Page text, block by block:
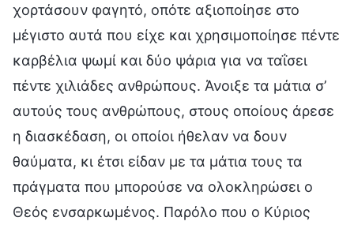
χορτάσουν φαγητό, οπότε αξιοποίησε στο
μέγιστο αυτά που είχε και χρησιμοποίησε πέντε
καρβέλια ψωμί και δύο ψάρια για να ταΐσει
πέντε χιλιάδες ανθρώπους. Άνοιξε τα μάτια σ’
αυτούς τους ανθρώπους, στους οποίους άρεσε
η διασκέδαση, οι οποίοι ήθελαν να δουν
θαύματα, κι έτσι είδαν με τα μάτια τους τα
πράγματα που μπορούσε να ολοκληρώσει ο
Θεός ενσαρκωμένος. Παρόλο που ο Κύριος